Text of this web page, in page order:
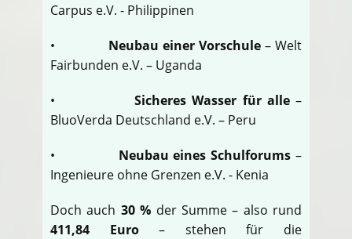
Carpus e.V. - Philippinen
• Neubau einer Vorschule – Welt
Fairbunden e.V. – Uganda
•Sicheres Wasser für alle–
BluoVerda Deutschland e.V. – Peru
• Neubau eines Schulforums –
Ingenieure ohne Grenzen e.V. - Kenia
Doch auch 30 % der Summe – also rund
411,84 Euro– stehen für die